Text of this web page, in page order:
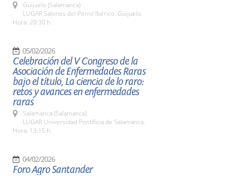
Guijuelo (Salamanca)
LUGAR Salones del Pernil Ibérico. Guijuelo.
Hora: 20:30 h.
05/02/2026
Celebración del V Congreso de la
Asociación de Enfermedades Raras
bajo el título, La ciencia de lo raro:
retos y avances en enfermedades
raras
Salamanca (Salamanca)
LUGAR Universidad Pontificia de Salamanca.
Hora: 13:15 h.
04/02/2026
Foro Agro Santander